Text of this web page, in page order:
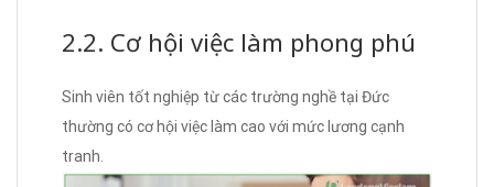
2.2. Cơ hội việc làm phong phú
Sinh viên tốt nghiệp từ các trường nghề tại Đức
thường có cơ hội việc làm cao với mức lương cạnh
tranh.